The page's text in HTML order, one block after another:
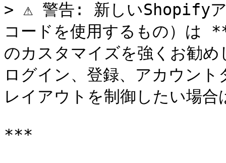
> ⚠️ 警告: 新しいShopifyア
コードを使用するもの）は
のカスタマイズを強くお勧
ログイン、登録、アカウン
レイアウトを制御したい場
***